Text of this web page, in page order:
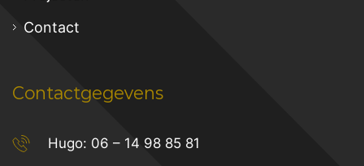
Contact
Contactgegevens
Hugo: 06 – 14 98 85 81